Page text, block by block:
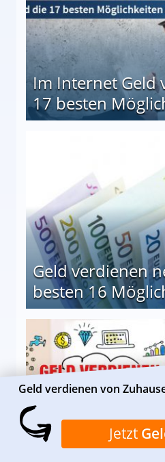
Im Internet Geld
17 besten
Geld verdienen
besten 16
Geld verdienen von
Jetzt